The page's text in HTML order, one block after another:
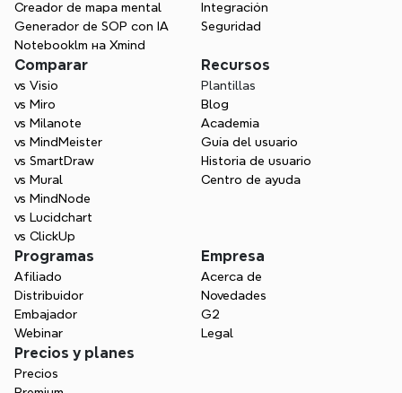
Creador de mapa mental
Generador de SOP con IA
Notebooklm на Xmind
Integración
Seguridad
Comparar
vs Visio
vs Miro
vs Milanote
vs MindMeister
vs SmartDraw
vs Mural
vs MindNode
vs Lucidchart
vs ClickUp
Recursos
Plantillas
Blog
Academia
Guía del usuario
Historia de usuario
Centro de ayuda
Programas
Afiliado
Distribuidor
Embajador
Webinar
Empresa
Acerca de
Novedades
G2
Legal
Precios y planes
Precios